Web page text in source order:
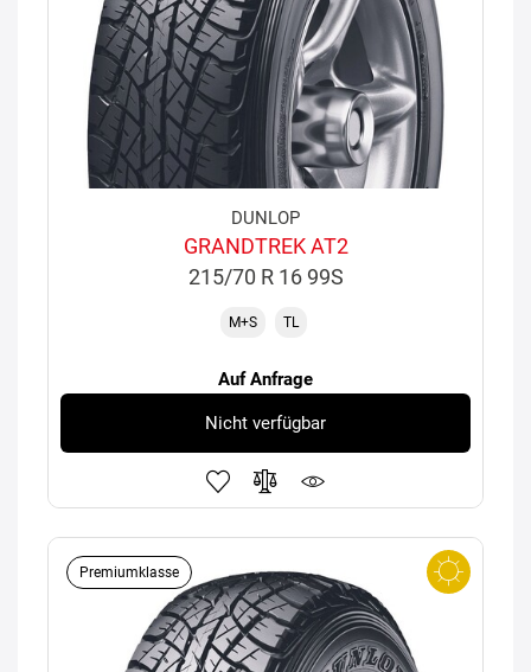
DUNLOP
GRANDTREK AT2
215/70 R 16 99S
M+S TL
Auf Anfrage
Nicht verfügbar
Premiumklasse